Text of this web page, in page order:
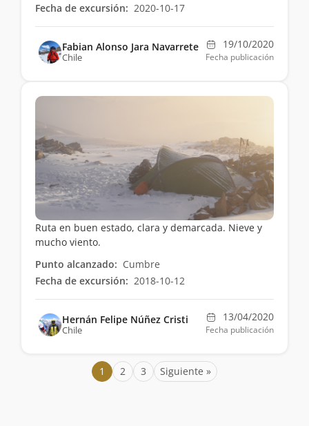
Fecha de excursión: 2020-10-17
Fabian Alonso Jara Navarrete
Chile
19/10/2020
Fecha publicación
Ruta en buen estado, clara y demarcada. Nieve y
mucho viento.
Punto alcanzado: Cumbre
Fecha de excursión: 2018-10-12
Hernán Felipe Núñez Cristi
Chile
13/04/2020
Fecha publicación
1 2 3 Siguiente »